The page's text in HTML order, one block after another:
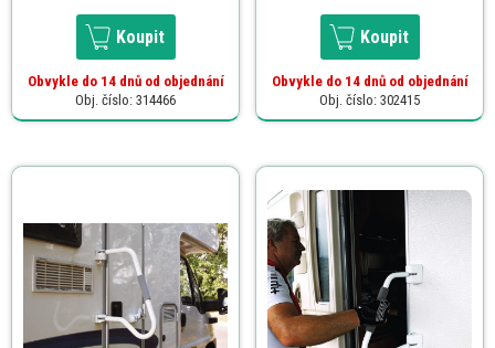
Koupit
Obvykle do 14 dnů od objednání
Obj. číslo: 314466
Koupit
Obvykle do 14 dnů od objednání
Obj. číslo: 302415